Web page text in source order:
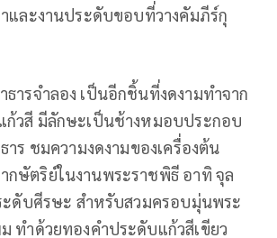
และงานประดับขอบที่วางคัมภีร์กุ
ารจำลอง เป็นอีกชิ้นที่งดงามทำจาก
ก้วสี มีลักษะเป็นช้างหมอบประกอบ
าร ชมความงดงามของเครื่องต้น
ษัตริย์ในงานพระราชพิธี อาทิ จุล
ะดับศีรษะ สำหรับสวมครอบมุ่นพระ
ทำด้วยทองคำประดับแก้วสีเขียว